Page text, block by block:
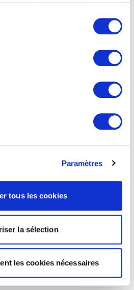
Paramètres
tous les cookies
la sélection
les cookies nécessaires